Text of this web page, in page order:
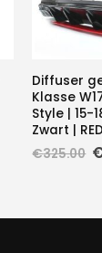
Diffuser
Klasse
Style | 15-
Zwart | RED
€325.00